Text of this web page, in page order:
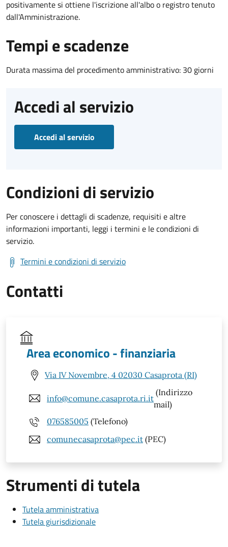
positivamente si ottiene l'iscrizione all'albo o registro tenuto
dall'Amministrazione.
Tempi e scadenze
Durata massima del procedimento amministrativo: 30 giorni
Accedi al servizio
Accedi al servizio
Condizioni di servizio
Per conoscere i dettagli di scadenze, requisiti e altre
informazioni importanti, leggi i termini e le condizioni di
servizio.
Termini e condizioni di servizio
Contatti
Area economico - finanziaria
Via IV Novembre, 4 02030 Casaprota (RI)
info@comune.casaprota.ri.it
(Indirizzo
mail)
076585005 (Telefono)
comunecasaprota@pec.it (PEC)
Strumenti di tutela
Tutela amministrativa
Tutela giurisdizionale